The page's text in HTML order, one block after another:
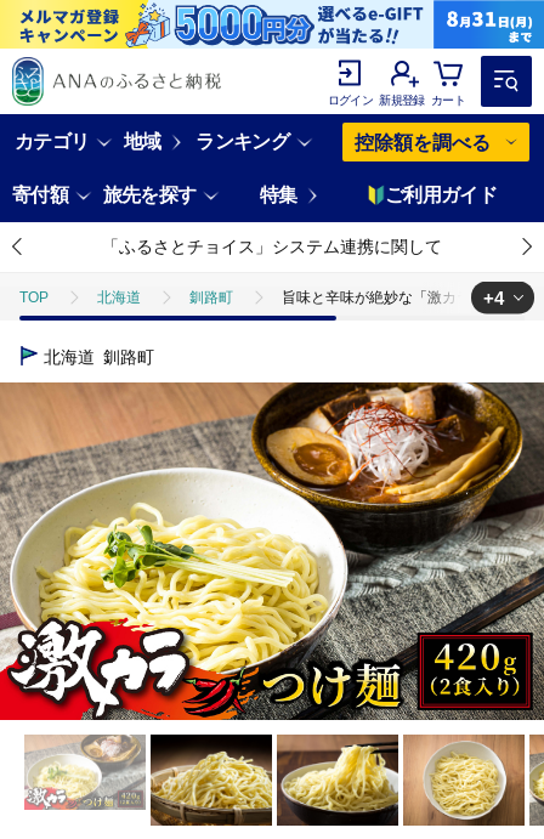
ログイン 新規登録 カート
カテゴリ 地域 ランキング 控除額を調べる
寄付額 旅先を探す 特集 ご利用ガイド
「ふるさとチョイス」システム連携に関して
TOP 北海道 釧路町 旨味と辛味が絶妙な「激カラ! つけ麺
TOP
加工食品 調味料 ほかの調味料 旨味と辛味が絶
麺類 旨味と辛味が絶妙な「激カラ! つけ麺」420g(2食入り
TOP 麺類 ほかの麺類 旨味と辛味が絶妙な「激カラ! つけ
+4
北海道 釧路町